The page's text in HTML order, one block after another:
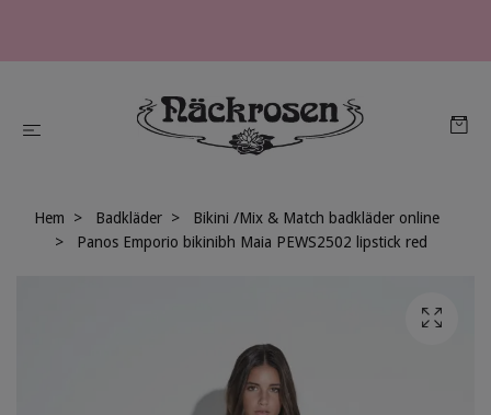
Hem Badkläder
Bikini /Mix & Match badkläder online
Panos Emporio bikinibh Maia PEWS2502 lipstick red